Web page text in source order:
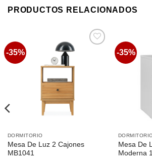
PRODUCTOS RELACIONADOS
-35%
DORMITORIO
Mesa De Luz 2 Cajones
MB1041
-35%
Mesa De
Moderna